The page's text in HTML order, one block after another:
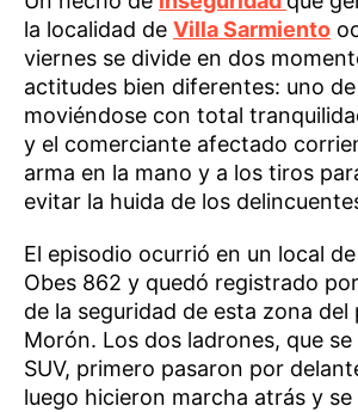
la localidad de Villa Sarmiento
viernes se divide en dos
actitudes bien diferentes: uno
moviéndose con total
y el comerciante afectado
arma en la mano y a los tiros
evitar la huida de los
El episodio ocurrió en un local
Obes 862 y quedó registrado
de la seguridad de esta zona
Morón. Los dos ladrones, que
SUV, primero pasaron por
luego hicieron marcha atrás y